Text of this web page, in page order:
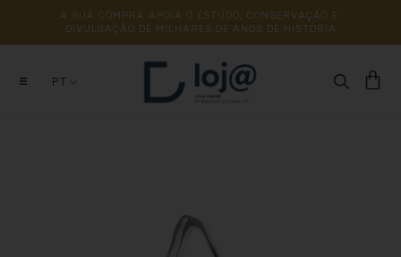
A SUA COMPRA APOIA O ESTUDO, CONSERVAÇÃO E
DIVULGAÇÃO DE MILHARES DE ANOS DE HISTÓRIA
PT